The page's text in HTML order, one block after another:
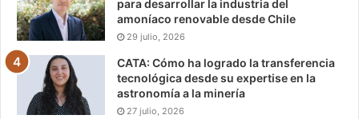
para desarrollar la industria del
amoníaco renovable desde Chile
29 julio, 2026
CATA: Cómo ha logrado la transferencia
tecnológica desde su expertise en la
astronomía a la minería
27 julio, 2026